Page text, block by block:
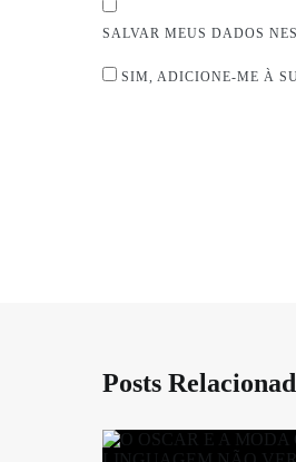
SALVAR MEUS DADOS
SIM, ADICIONE-ME À
Posts